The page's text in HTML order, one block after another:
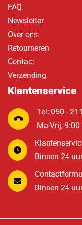
FAQ
Newsletter
Over ons
Retourneren
Contact
Verzending
Klantenservice
Tel: 050 -
Ma-Vrij, 9:00
Binnen 24
Binnen 24